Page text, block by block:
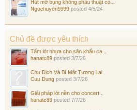
Hút mỡ bụng không phẫu thuật có...
Ngochuyen9999 posted 4/5/24
Chủ đề được yêu thích
Tấm lót nhựa cho sân khấu ca...
hanatc89 posted 3/7/26
Chu Dịch Và Bí Mật Tương Lai
Cuu Dung posted 3/7/26
Giải pháp lót nền cho concert...
hanatc89 posted 7/7/26